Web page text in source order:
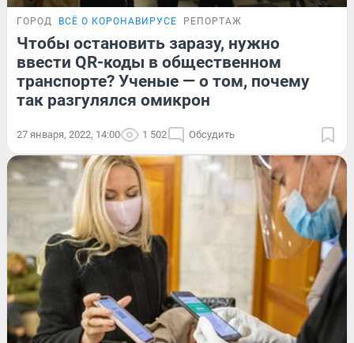
ГОРОД ВСЁ О КОРОНАВИРУСЕ РЕПОРТАЖ
Чтобы остановить заразу, нужно
ввести QR-коды в общественном
транспорте? Ученые — о том, почему
так разгулялся омикрон
27 января, 2022, 14:00 1 502 Обсудить